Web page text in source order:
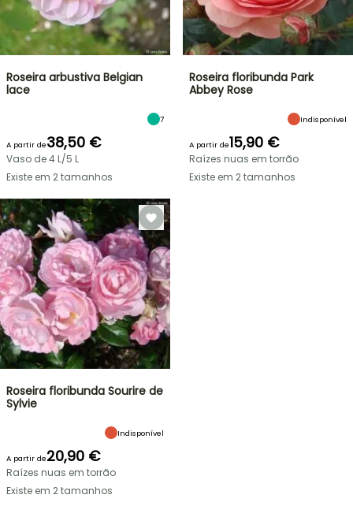
Roseira arbustiva Belgian
lace
7
A partir de38,50 €
Vaso de 4 L/5 L
Existe em 2 tamanhos
Roseira floribunda Park
Abbey Rose
Indisponível
A partir de15,90 €
Raízes nuas em torrão
Existe em 2 tamanhos
Roseira floribunda Sourire de
Sylvie
Indisponível
A partir de20,90 €
Raízes nuas em torrão
Existe em 2 tamanhos